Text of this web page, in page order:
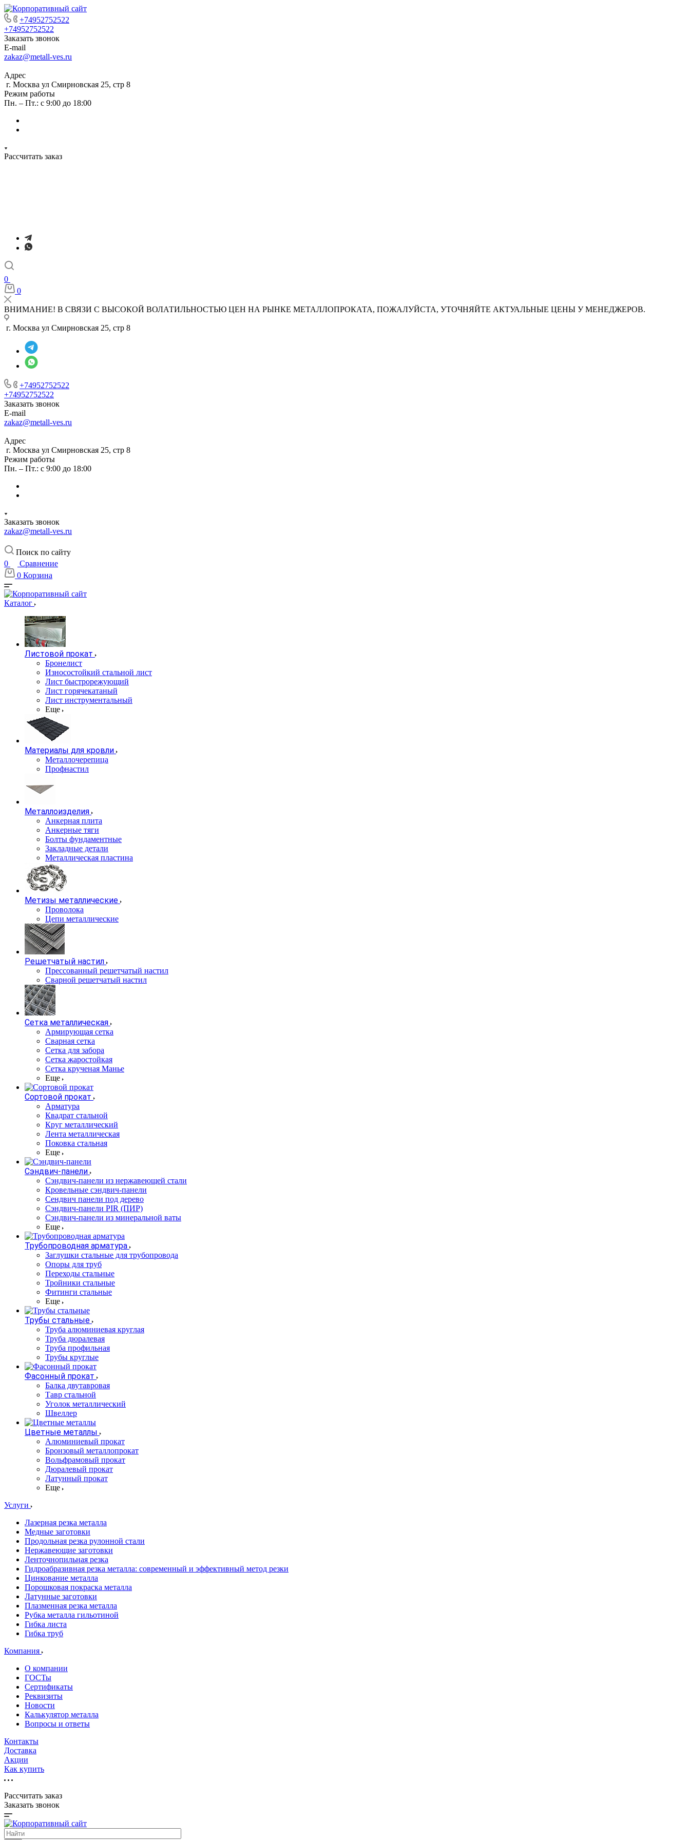
+74952752522
+74952752522
Заказать звонок
E-mail
zakaz@metall-ves.ru
Адрес
г. Москва ул Смирновская 25, стр 8
Режим работы
Пн. – Пт.: с 9:00 до 18:00
Рассчитать заказ
0
0
ВНИМАНИЕ! В СВЯЗИ С ВЫСОКОЙ ВОЛАТИЛЬНОСТЬЮ ЦЕН НА РЫНКЕ МЕТАЛЛОПРОКАТА, ПОЖАЛУЙСТА, УТОЧНЯЙТЕ АКТУАЛЬНЫЕ ЦЕНЫ У МЕНЕДЖЕРОВ.
г. Москва ул Смирновская 25, стр 8
+74952752522
+74952752522
Заказать звонок
E-mail
zakaz@metall-ves.ru
Адрес
г. Москва ул Смирновская 25, стр 8
Режим работы
Пн. – Пт.: с 9:00 до 18:00
Заказать звонок
zakaz@metall-ves.ru
Поиск по сайту
0
Сравнение
0 Корзина
Каталог
Листовой прокат
Бронелист
Износостойкий стальной лист
Лист быстрорежующий
Лист горячекатаный
Лист инструментальный
Еще
Материалы для кровли
Металлочерепица
Профнастил
Металлоизделия
Анкерная плита
Анкерные тяги
Болты фундаментные
Закладные детали
Металлическая пластина
Метизы металлические
Проволока
Цепи металлические
Решетчатый настил
Прессованный решетчатый настил
Сварной решетчатый настил
Сетка металлическая
Армирующая сетка
Сварная сетка
Сетка для забора
Сетка жаростойкая
Сетка крученая Манье
Еще
Сортовой прокат
Арматура
Квадрат стальной
Круг металлический
Лента металлическая
Поковка стальная
Еще
Сэндвич-панели
Cэндвич-панели из нержавеющей стали
Кровельные сэндвич-панели
Сендвич панели под дерево
Сэндвич-панели PIR (ПИР)
Сэндвич-панели из минеральной ваты
Еще
Трубопроводная арматура
Заглушки стальные для трубопровода
Опоры для труб
Переходы стальные
Тройники стальные
Фитинги стальные
Еще
Трубы стальные
Труба алюминиевая круглая
Труба дюралевая
Труба профильная
Трубы круглые
Фасонный прокат
Балка двутавровая
Тавр стальной
Уголок металлический
Швеллер
Цветные металлы
Алюминиевый прокат
Бронзовый металлопрокат
Вольфрамовый прокат
Дюралевый прокат
Латунный прокат
Еще
Услуги
Лазерная резка металла
Медные заготовки
Продольная резка рулонной стали
Нержавеющие заготовки
Ленточнопильная резка
Гидроабразивная резка металла: современный и эффективный метод резки
Цинкование металла
Порошковая покраска металла
Латунные заготовки
Плазменная резка металла
Рубка металла гильотиной
Гибка листа
Гибка труб
Компания
О компании
ГОСТы
Сертификаты
Реквизиты
Новости
Калькулятор металла
Вопросы и ответы
Контакты
Доставка
Акции
Как купить
Рассчитать заказ
Заказать звонок